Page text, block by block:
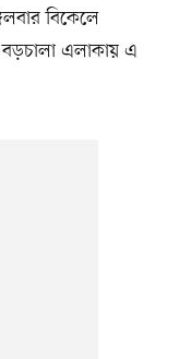
বিকেলে
এলাকায় এ